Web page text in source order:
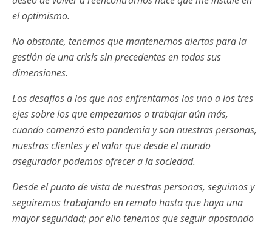
el optimismo.
No obstante, tenemos que mantenernos alertas para la
gestión de una crisis sin precedentes en todas sus
dimensiones.
Los desafíos a los que nos enfrentamos los uno a los tres
ejes sobre los que empezamos a trabajar aún más,
cuando comenzó esta pandemia y son nuestras personas,
nuestros clientes y el valor que desde el mundo
asegurador podemos ofrecer a la sociedad.
Desde el punto de vista de nuestras personas, seguimos y
seguiremos trabajando en remoto hasta que haya una
mayor seguridad; por ello tenemos que seguir apostando